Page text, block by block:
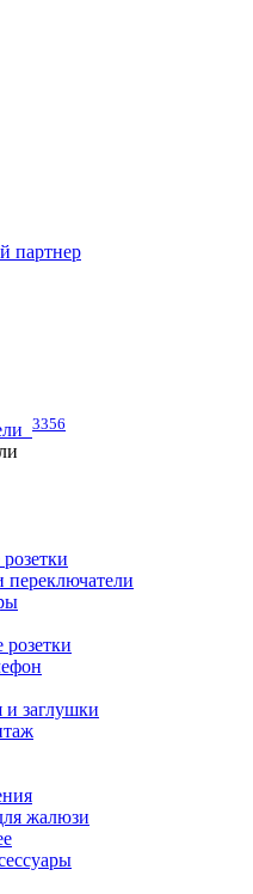
партнер
3356
заглушки
жалюзи